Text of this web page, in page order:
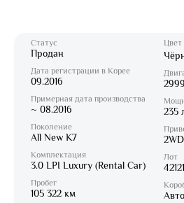
Статус
Продан
Дата регистрации в Корее
09.2016
Примерная дата производства
~ 08.2016
Поколение
All New K7
Комплектация
3.0 LPI Luxury (Rental Car)
Пробег
105 322 км
Цвет
235
2WD
Лот